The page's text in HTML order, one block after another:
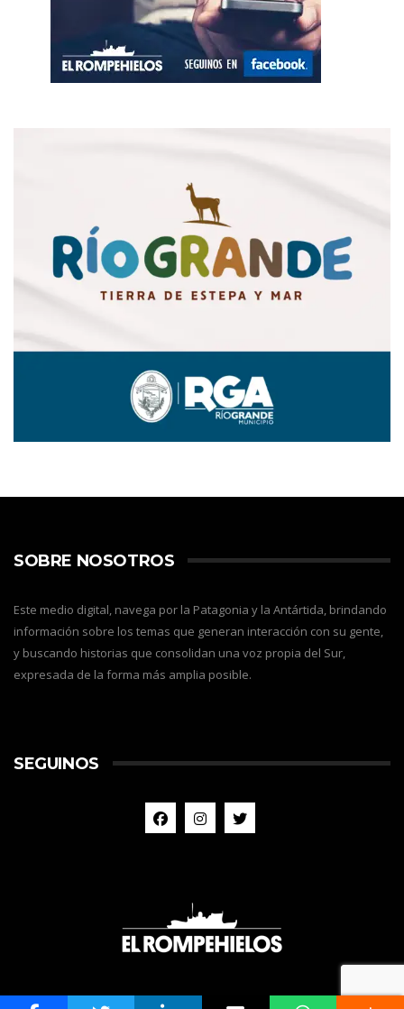
SOBRE NOSOTROS
Este medio digital, navega por la Patagonia y la Antártida, brindando
información sobre los temas que generan interacción con su gente,
y buscando historias que consolidan una voz propia del Sur,
expresada de la forma más amplia posible.
SEGUINOS